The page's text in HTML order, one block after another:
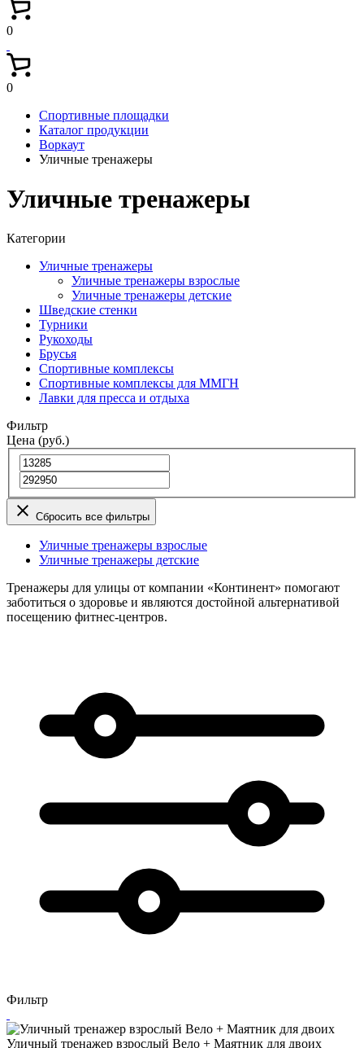
0
0
Спортивные площадки
Каталог продукции
Воркаут
Уличные тренажеры
Уличные тренажеры
Категории
Уличные тренажеры
Уличные тренажеры взрослые
Уличные тренажеры детские
Шведские стенки
Турники
Рукоходы
Брусья
Спортивные комплексы
Спортивные комплексы для ММГН
Лавки для пресса и отдыха
Фильтр
Цена (руб.)
Сбросить все фильтры
Уличные тренажеры взрослые
Уличные тренажеры детские
Тренажеры для улицы от компании «Континент» помогают
заботиться о здоровье и являются достойной альтернативой
посещению фитнес-центров.
Фильтр
Уличный тренажер взрослый Вело + Маятник для двоих